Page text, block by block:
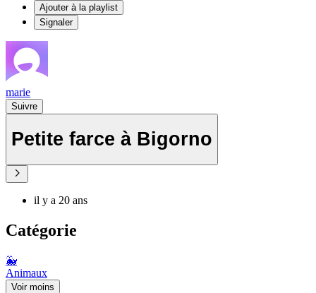
Ajouter à la playlist
Signaler
marie
Suivre
Petite farce à Bigorno
il y a 20 ans
Catégorie
🐳
Animaux
Voir moins